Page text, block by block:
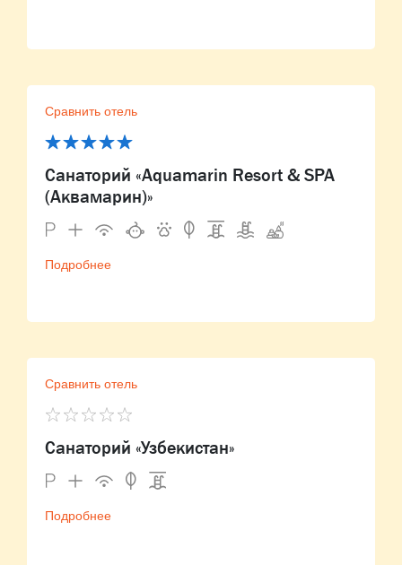
Сравнить отель
Санаторий «Aquamarin Resort & SPA
(Аквамарин)»
Подробнее
Сравнить отель
Санаторий «Узбекистан»
Подробнее